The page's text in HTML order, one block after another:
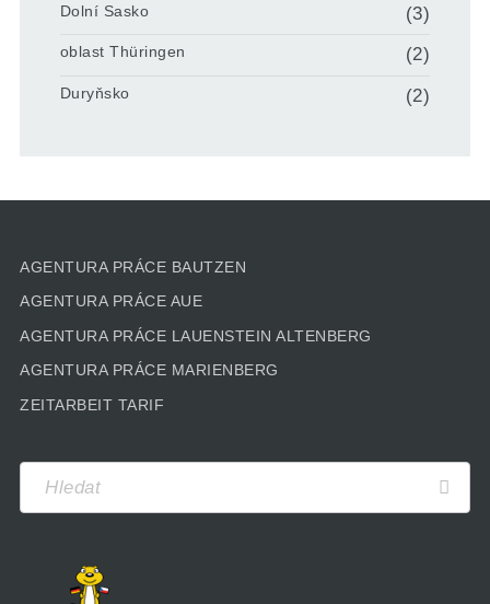
Dolní Sasko (3)
oblast Thüringen (2)
Duryňsko (2)
AGENTURA PRÁCE BAUTZEN
AGENTURA PRÁCE AUE
AGENTURA PRÁCE LAUENSTEIN ALTENBERG
AGENTURA PRÁCE MARIENBERG
ZEITARBEIT TARIF